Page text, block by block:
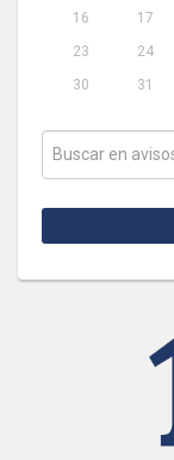
16
17
23
24
30
31